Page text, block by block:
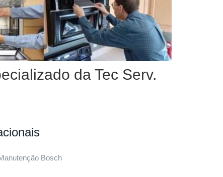
da Tec Serv.
Bosch